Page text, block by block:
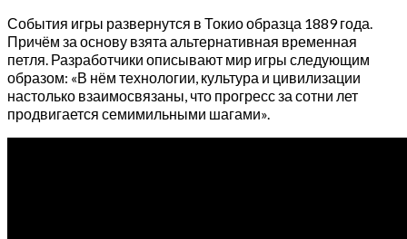
События игры развернутся в Токио образца 1889 года.
Причём за основу взята альтернативная временная
петля. Разработчики описывают мир игры следующим
образом: «В нём технологии, культура и цивилизации
настолько взаимосвязаны, что прогресс за сотни лет
продвигается семимильными шагами».